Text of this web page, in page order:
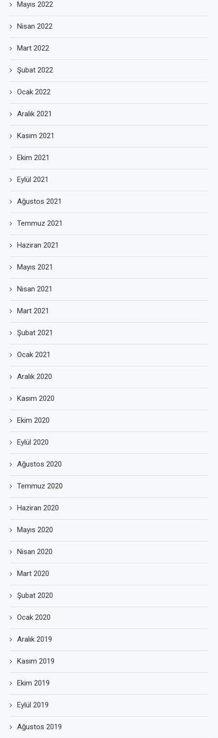
Mayıs 2022
Nisan 2022
Mart 2022
Şubat 2022
Ocak 2022
Aralık 2021
Kasım 2021
Ekim 2021
Eylül 2021
Ağustos 2021
Temmuz 2021
Haziran 2021
Mayıs 2021
Nisan 2021
Mart 2021
Şubat 2021
Ocak 2021
Aralık 2020
Kasım 2020
Ekim 2020
Eylül 2020
Ağustos 2020
Temmuz 2020
Haziran 2020
Mayıs 2020
Nisan 2020
Mart 2020
Şubat 2020
Ocak 2020
Aralık 2019
Kasım 2019
Ekim 2019
Eylül 2019
Ağustos 2019